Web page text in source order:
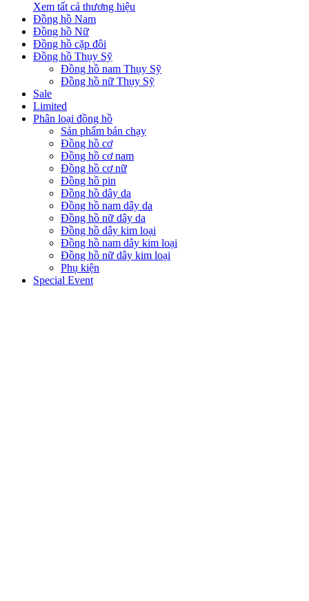
Xem tất cả thương hiệu
Đồng hồ Nam
Đồng hồ Nữ
Đồng hồ cặp đôi
Đồng hồ Thụy Sỹ
Đồng hồ nam Thụy Sỹ
Đồng hồ nữ Thụy Sỹ
Sale
Limited
Phân loại đồng hồ
Sản phẩm bán chạy
Đồng hồ cơ
Đồng hồ cơ nam
Đồng hồ cơ nữ
Đồng hồ pin
Đồng hồ dây da
Đồng hồ nam dây da
Đồng hồ nữ dây da
Đồng hồ dây kim loại
Đồng hồ nam dây kim loại
Đồng hồ nữ dây kim loại
Phụ kiện
Special Event